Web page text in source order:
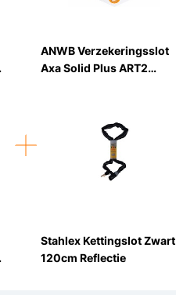
ANWB Verzekeringsslot
Axa Solid Plus ART2
Stahlex Kettingslot Zwart
120cm Reflectie